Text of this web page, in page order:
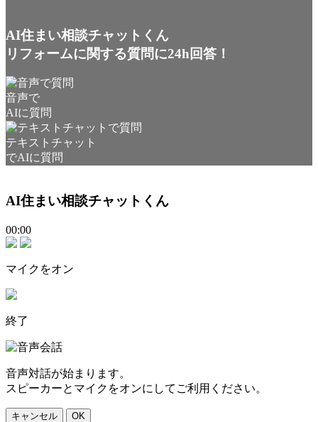
AI住まい相談チャットくん
リフォームに関する質問に24h回答！
音声で
AIに質問
テキストチャット
でAIに質問
AI住まい相談チャットくん
00:00
マイクをオン
終了
音声対話が始まります。
スピーカーとマイクをオンにしてご利用ください。
キャンセル OK